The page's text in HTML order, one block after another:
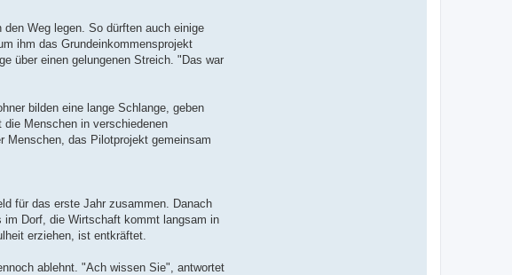
Weg legen. So dürften auch einige
ihm das Grundeinkommensprojekt
über einen gelungenen Streich. "Das war
bilden eine lange Schlange, geben
Menschen in verschiedenen
das Pilotprojekt gemeinsam
für das erste Jahr zusammen. Danach
im Dorf, die Wirtschaft kommt langsam in
erziehen, ist entkräftet.
ablehnt. "Ach wissen Sie", antwortet